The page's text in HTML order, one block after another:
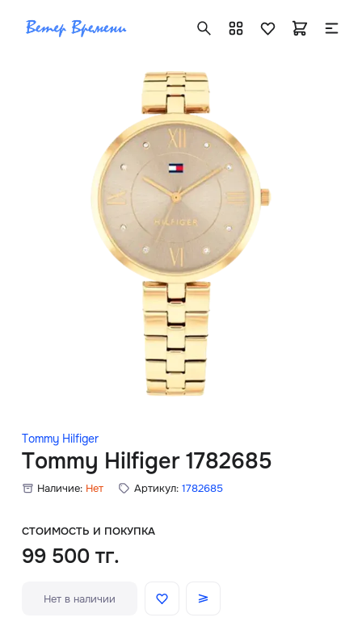
Tommy Hilfiger
Tommy Hilfiger 1782685
Наличие: Нет Артикул: 1782685
СТОИМОСТЬ И ПОКУПКА
99 500 тг.
Нет в наличии
+7 ( 705 ) 181-42-50
info@vetervremeni.kz
Авторизация
Каталог
Мужские часы
Женские часы
Скидки
Главная
О нас